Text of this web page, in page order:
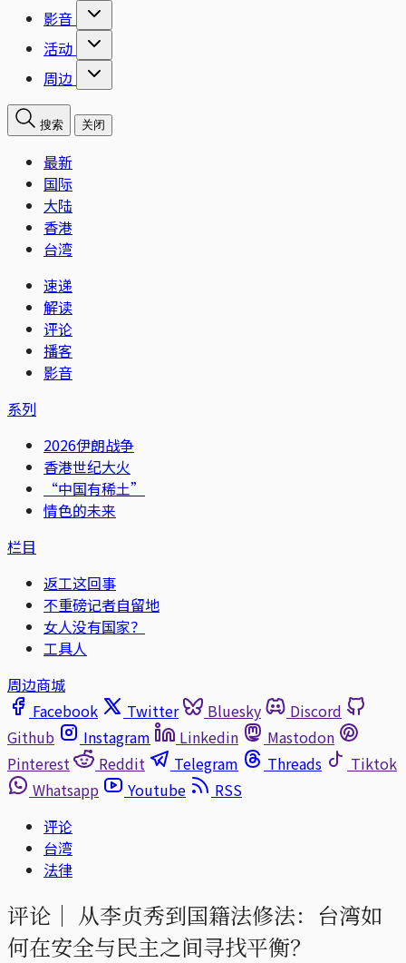
影音
活动
周边
搜索 关闭
最新
国际
大陆
香港
台湾
速递
解读
评论
播客
影音
系列
2026伊朗战争
香港世纪大火
“中国有稀土”
情色的未来
栏目
返工这回事
不重磅记者自留地
女人没有国家？
工具人
周边商城
Facebook
Twitter Bluesky
Discord
Github
Instagram Linkedin
Mastodon
Pinterest
Reddit Telegram Threads
Tiktok
Whatsapp
Youtube
RSS
评论
台湾
法律
评论｜ 从李贞秀到国籍法修法：台湾如
何在安全与民主之间寻找平衡？